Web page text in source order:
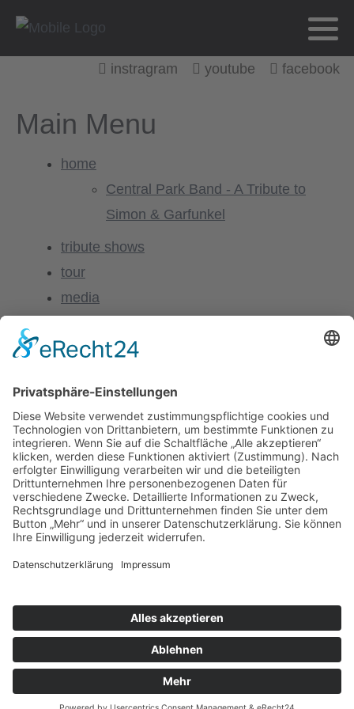
facebook
youtube
instragram
Main Menu
home
Central Park Band - A Tribute to
Simon & Garfunkel
tribute shows
tour
media
central park band
Bottom
Impressum
Datenschutzerklärung
Barrierefreiheit
Sitemap
© Central Park Band - A Tribute to Simon & Garfunkel |Cookie-
Einstellungen
Datenschutzerklärung
Barrierefreiheit
Sitemap